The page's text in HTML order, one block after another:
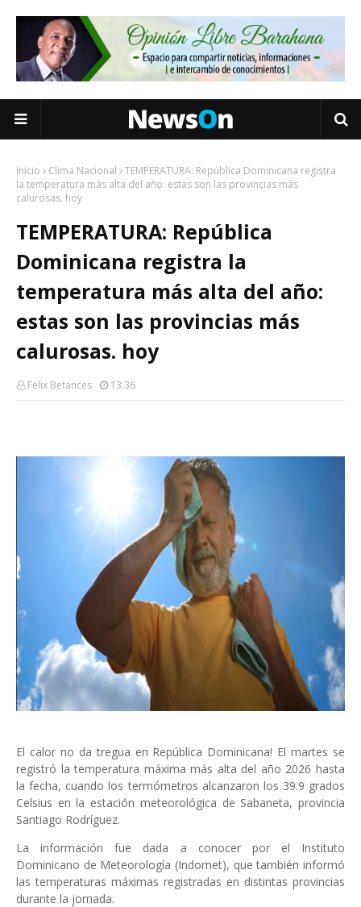
Inicio Clima Nacional
TEMPERATURA: República Dominicana registra
la temperatura más alta del año: estas son las provincias más
calurosas. hoy
TEMPERATURA: República
Dominicana registra la
temperatura más alta del año:
estas son las provincias más
calurosas. hoy
Félix Betances 13:36
El calor no da tregua en República Dominicana! El martes se
registró la temperatura máxima más alta del año 2026 hasta
la fecha, cuando los termómetros alcanzaron los 39.9 grados
Celsius en la estación meteorológica de Sabaneta, provincia
Santiago Rodríguez.
La información fue dada a conocer por el Instituto
Dominicano de Meteorología (Indomet), que también informó
las temperaturas máximas registradas en distintas provincias
durante la jornada.